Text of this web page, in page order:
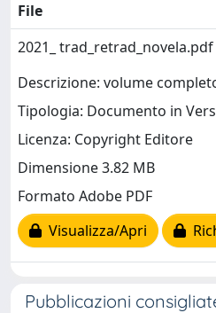
File
2021_ trad_retrad_novela.pdf
Descrizione: volume
Tipologia: Documento in
Licenza: Copyright Editore
Dimensione 3.82 MB
Formato Adobe PDF
Visualizza/Apri
Pubblicazioni